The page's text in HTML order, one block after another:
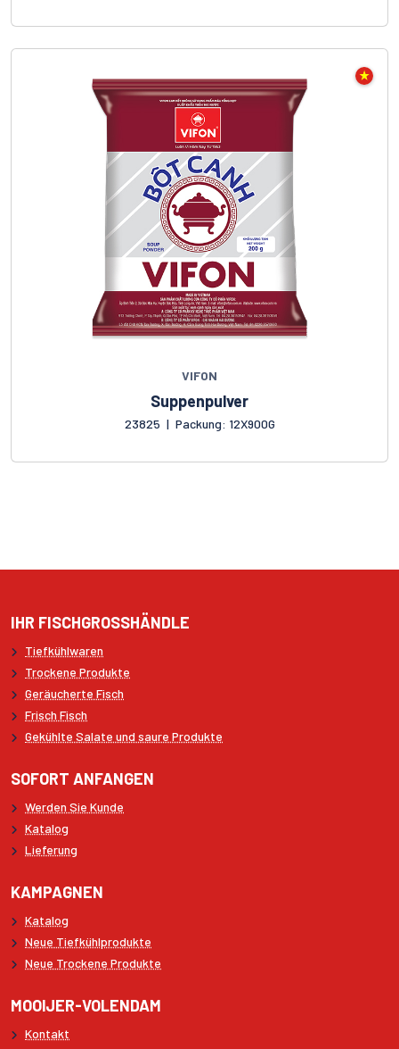
VIFON
Suppenpulver
23825 | Packung: 12X900G
IHR FISCHGROSSHÄNDLE
Tiefkühlwaren
Trockene Produkte
Geräucherte Fisch
Frisch Fisch
Gekühlte Salate und saure Produkte
SOFORT ANFANGEN
Werden Sie Kunde
Katalog
Lieferung
KAMPAGNEN
Katalog
Neue Tiefkühlprodukte
Neue Trockene Produkte
MOOIJER-VOLENDAM
Kontakt